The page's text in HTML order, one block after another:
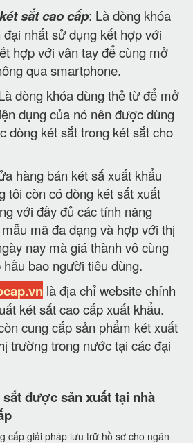
sắt cao cấp: Là dòng khóa
nhất sử dụng kết hợp với
hợp với vân tay để cùng mở
qua smartphone.
dòng khóa dùng thẻ từ để mở
dụng của nó nên được dùng
dòng két sắt trong két sắt cho
hàng bán két sắ xuất khẩu
tôi còn có dòng két sắt xuất
với đầy đủ các tính năng
mã đa dạng và hợp với thị
nay mà giá thành vô cùng
bao người tiêu dùng.
là địa chỉ website chính
két sắt cao cấp xuất khẩu.
cung cấp sản phẩm két xuất
trường trong nước tại các đại
sắt được sản xuất tại nhà
cấp giải pháp lưu trữ hồ sơ cho ngân